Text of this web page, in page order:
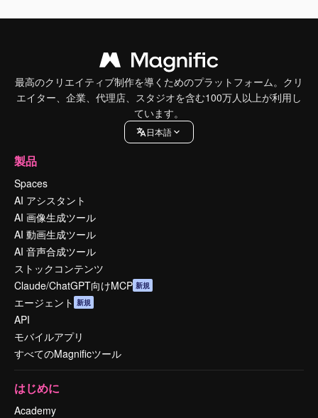
最高のクリエイティブ制作を導くためのプラットフォーム。クリ
エイター、企業、代理店、スタジオを含む100万人以上が利用し
ています。
日本語
製品
Spaces
AI アシスタント
AI 画像生成ツール
AI 動画生成ツール
AI 音声合成ツール
ストックコンテンツ
Claude/ChatGPT向けMCP 新規
エージェント 新規
API
モバイルアプリ
すべてのMagnificツール
はじめに
Academy